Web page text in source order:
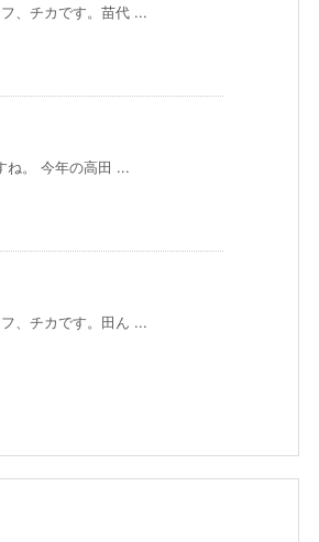
、チカです。苗代 ...
ね。 今年の高田 ...
、チカです。田ん ...